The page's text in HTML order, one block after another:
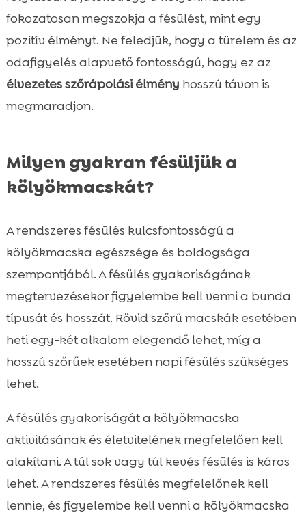
fokozatosan megszokja a fésülést, mint egy
pozitív élményt. Ne feledjük, hogy a türelem és az
odafigyelés alapvető fontosságú, hogy ez az
élvezetes szőrápolási élmény hosszú távon is
megmaradjon.
Milyen gyakran fésüljük a
kölyökmacskát?
A rendszeres fésülés kulcsfontosságú a
kölyökmacska egészsége és boldogsága
szempontjából. A fésülés gyakoriságának
megtervezésekor figyelembe kell venni a bunda
típusát és hosszát. Rövid szőrű macskák esetében
heti egy-két alkalom elegendő lehet, míg a
hosszú szőrűek esetében napi fésülés szükséges
lehet.
A fésülés gyakoriságát a kölyökmacska
aktivitásának és életvitelének megfelelően kell
alakítani. A túl sok vagy túl kevés fésülés is káros
lehet. A rendszeres fésülés megfelelőnek kell
lennie, és figyelembe kell venni a kölyökmacska